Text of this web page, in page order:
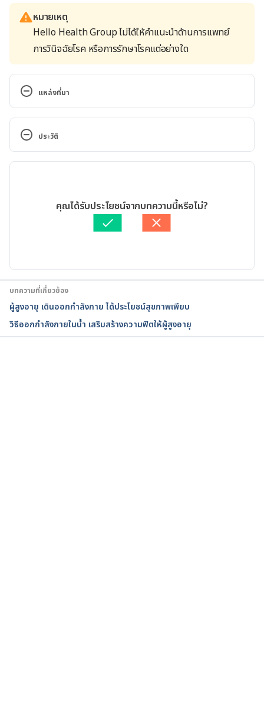
หมายเหตุ
Hello Health Group ไม่ได้ให้คำแนะนำด้านการแพทย์
การวินิจฉัยโรค หรือการรักษาโรคแต่อย่างใด
แหล่งที่มา
Memory Loss in Elders.
https://www.elderly.gov.hk/english/healthy_ageing
/normal_ageing/memoryloss.html
https://www.unitypoint.org/homecare/article.aspx?
id=2690554c-f214-41d8-bf9d-4eae9e1209dc
Cognitive Health and Older Adults.
https://www.nia.nih.gov/health/cognitive-health-
and-older-adults
. Accessed on March 19, 2020.
ประวัติ
เขียนโดย Khongrit Somchai
ตรวจสอบความถูกต้องของข้อมูลโดยทีม Hello คุณหมอ
Nattrakamol Chotevichean
คุณได้รับประโยชน์จากบทความนี้หรือไม่?
บทความที่เกี่ยวข้อง
ผู้สูงอายุ เดินออกกำลังกาย ได้ประโยชน์สุขภาพเพียบ
วิธีออกกำลังกายในน้ำ เสริมสร้างความฟิตให้ผู้สูงอายุ